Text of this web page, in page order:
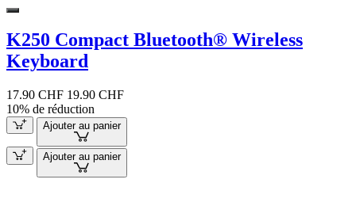
K250 Compact Bluetooth® Wireless
Keyboard
17.90 CHF 19.90 CHF
10% de réduction
Ajouter au panier
Ajouter au panier